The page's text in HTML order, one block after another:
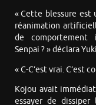
« Cette blessure est
réanimation
de comportement
Senpai ? » déclara
« C-C’est vrai. C’est
Kojou avait
essayer de dissiper